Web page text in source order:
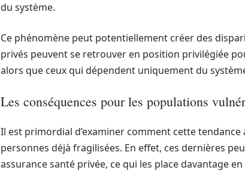
du système.
Ce phénomène peut potentiellement créer des
privés peuvent se retrouver en position privilégiée
alors que ceux qui dépendent uniquement du
Les conséquences pour les populations
Il est primordial d’examiner comment cette
personnes déjà fragilisées. En effet, ces dernières
assurance santé privée, ce qui les place davantage